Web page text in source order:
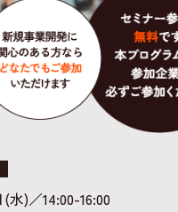
水)／14:00-16:00